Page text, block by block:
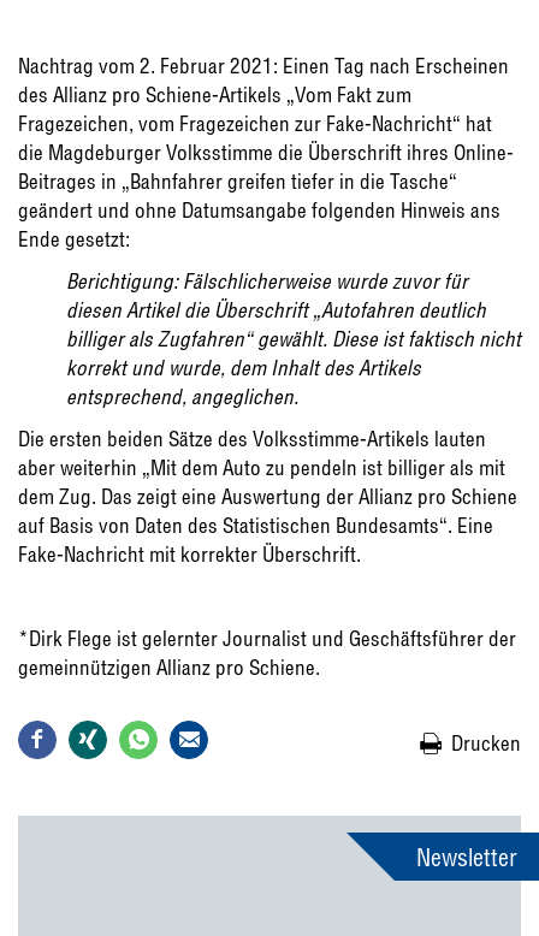
Nachtrag vom 2. Februar 2021: Einen Tag nach Erscheinen
des Allianz pro Schiene-Artikels „Vom Fakt zum
Fragezeichen, vom Fragezeichen zur Fake-Nachricht“ hat
die Magdeburger Volksstimme die Überschrift ihres Online-
Beitrages in „Bahnfahrer greifen tiefer in die Tasche“
geändert und ohne Datumsangabe folgenden Hinweis ans
Ende gesetzt:
Berichtigung: Fälschlicherweise wurde zuvor für
diesen Artikel die Überschrift „Autofahren deutlich
billiger als Zugfahren“ gewählt. Diese ist faktisch nicht
korrekt und wurde, dem Inhalt des Artikels
entsprechend, angeglichen.
Die ersten beiden Sätze des Volksstimme-Artikels lauten
aber weiterhin „Mit dem Auto zu pendeln ist billiger als mit
dem Zug. Das zeigt eine Auswertung der Allianz pro Schiene
auf Basis von Daten des Statistischen Bundesamts“. Eine
Fake-Nachricht mit korrekter Überschrift.
*Dirk Flege ist gelernter Journalist und Geschäftsführer der
gemeinnützigen Allianz pro Schiene.
Drucken
Newsletter